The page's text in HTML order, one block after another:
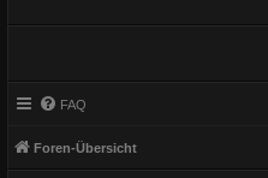
FAQ
Foren-Übersicht